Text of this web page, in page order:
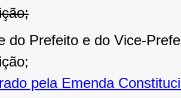
do Prefeito e do Vice-
pela Emenda